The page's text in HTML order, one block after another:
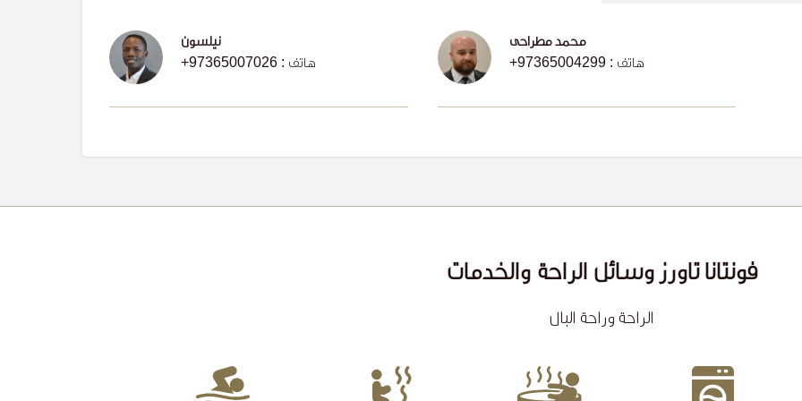
نيلسون
+97365007026 : هاتف
محمد مطراجي
+97365004299 : هاتف
فونتانا تاورز وسائل الراحة والخدمات
الراحة وراحة البال